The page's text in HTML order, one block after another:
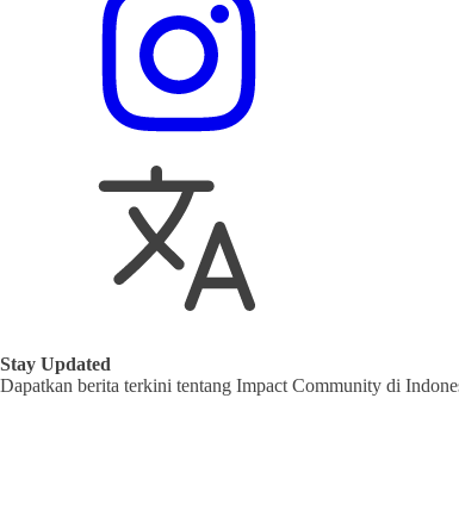
Stay Updated
Dapatkan berita terkini tentang Impact Community di